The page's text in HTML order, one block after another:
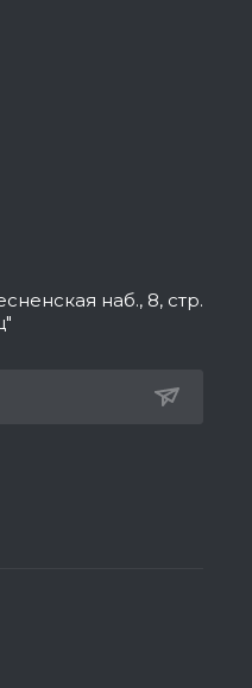
наб., 8, стр.